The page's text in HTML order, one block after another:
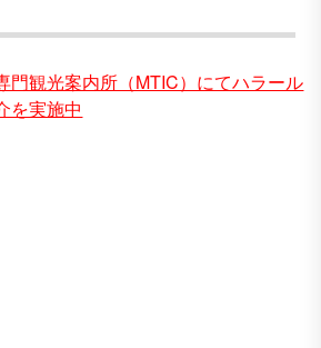
門観光案内所（MTIC）にてハラール
を実施中